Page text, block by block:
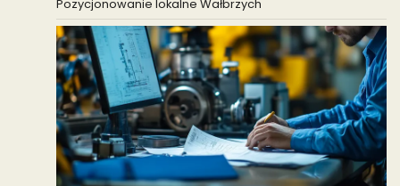
Pozycjonowanie lokalne Wałbrzych